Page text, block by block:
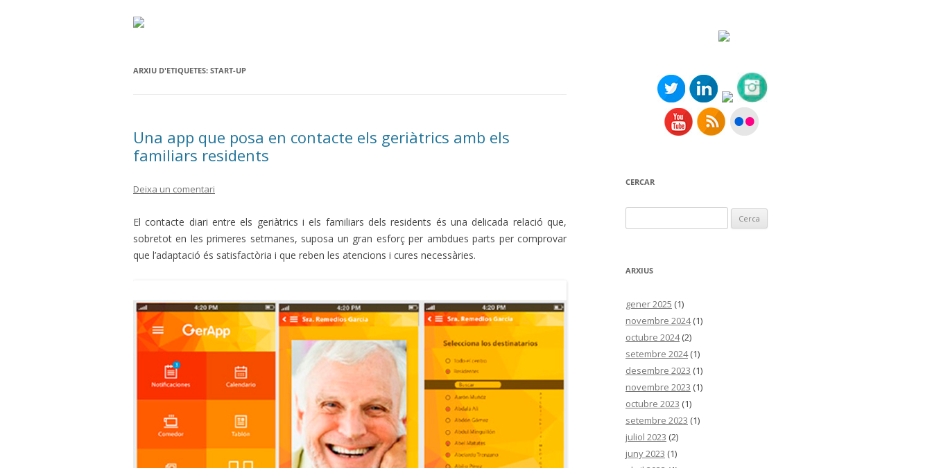
ARXIU D'ETIQUETES: START-UP
Una app que posa en contacte els geriàtrics amb els
familiars residents
Deixa un comentari
El contacte diari entre els geriàtrics i els familiars dels residents és una delicada relació que,
sobretot en les primeres setmanes, suposa un gran esforç per ambdues parts per comprovar
que l’adaptació és satisfactòria i que reben les atencions i cures necessàries.
CERCAR
ARXIUS
gener 2025 (1)
novembre 2024(1)
octubre 2024(2)
setembre 2024(1)
desembre 2023 (1)
novembre 2023 (1)
octubre 2023 (1)
setembre 2023 (1)
juliol 2023 (2)
juny 2023 (1)